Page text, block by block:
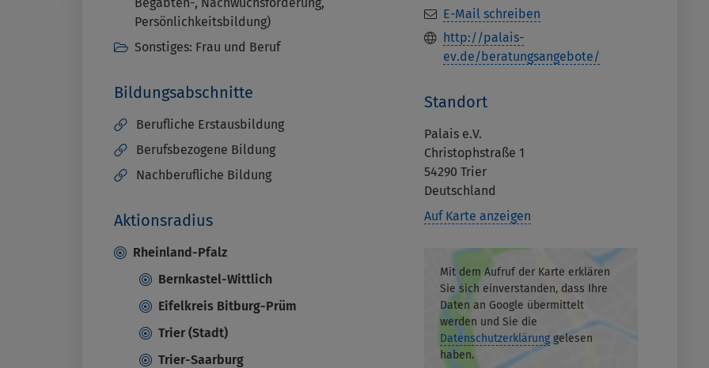
Persönlichkeitsbildung)
Sonstiges: Frau und Beruf
Bildungsabschnitte
Berufliche Erstausbildung
Berufsbezogene Bildung
Nachberufliche Bildung
Aktionsradius
Rheinland-Pfalz
Bernkastel-Wittlich
Eifelkreis Bitburg-Prüm
Trier (Stadt)
Trier-Saarburg
E-Mail schreiben
http://palais-
ev.de/beratungsangebote/
Standort
Palais e.V.
Christophstraße 1
54290 Trier
Deutschland
Auf Karte anzeigen
Mit dem Aufruf der Karte erklären
Sie sich einverstanden, dass Ihre
Daten an Google übermittelt
werden und Sie die
Datenschutzerklärunggelesen
haben.